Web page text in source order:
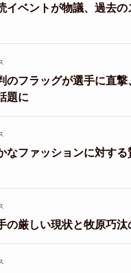
イベントが物議、過去の
のフラッグが選手に直
題に
なファッションに対する
の厳しい現状と牧原巧